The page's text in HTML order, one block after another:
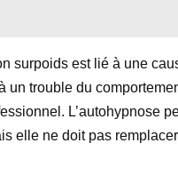
surpoids est lié à une
un trouble du
L’autohypnose
elle ne doit pas